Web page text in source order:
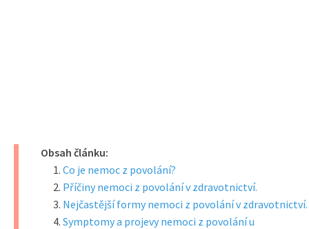
Obsah článku:
Co je nemoc z povolání?
Příčiny nemoci z povolání v zdravotnictví.
Nejčastější formy nemoci z povolání v zdravotnictví.
Symptomy a projevy nemoci z povolání u